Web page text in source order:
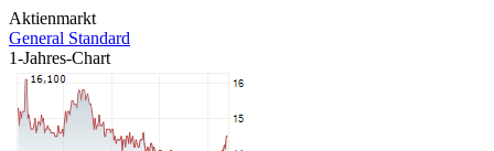
Aktienmarkt
General Standard
1-Jahres-Chart